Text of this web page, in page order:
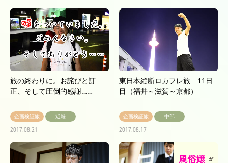
旅の終わりに。お詫びと訂
正、そして圧倒的感謝……
企画検証旅
近畿
2017.08.21
東日本縦断ロカフレ旅 11日
目（福井～滋賀～京都）
企画検証旅
中部
2017.08.17